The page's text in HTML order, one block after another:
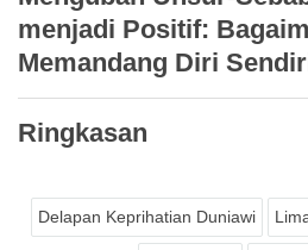
menjadi Positif:
Memandang Diri
Ringkasan
Delapan Keprihatian Duniawi